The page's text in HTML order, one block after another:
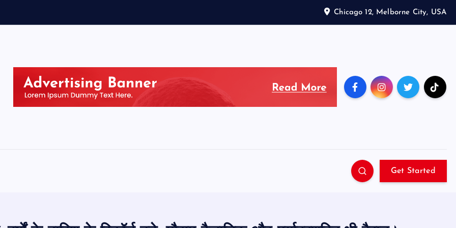
Chicago 12, Melborne City, USA
Get Started